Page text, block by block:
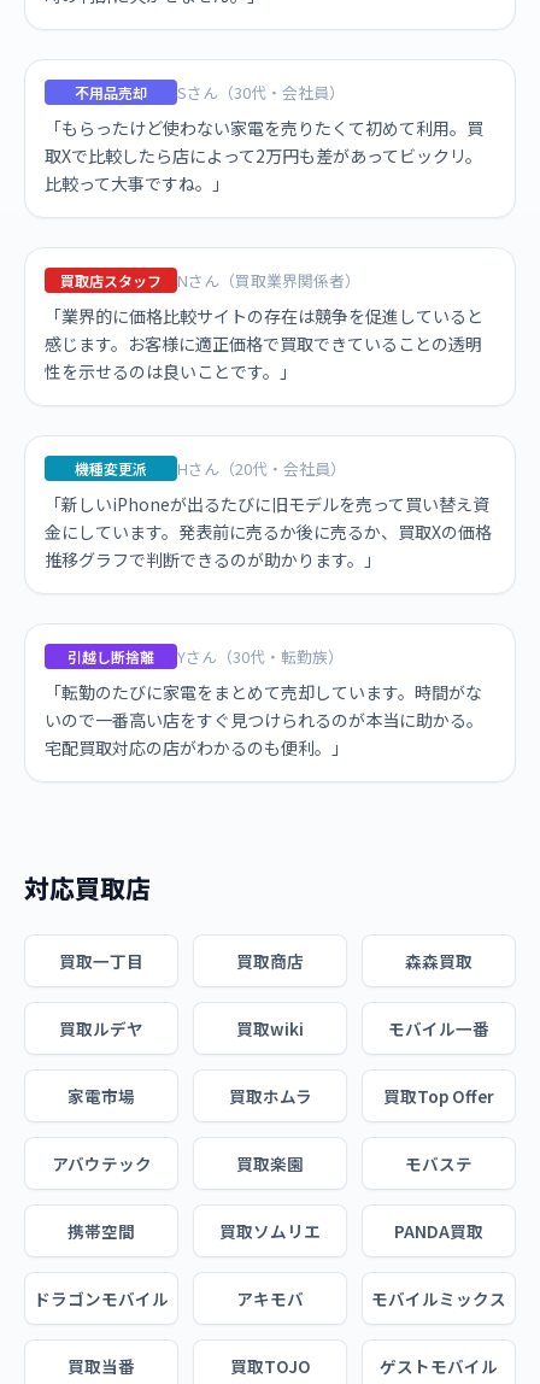
不用品売却 Sさん（30代・会社員）
「もらったけど使わない家電を売りたくて初めて利用。買
取Xで比較したら店によって2万円も差があってビックリ。
比較って大事ですね。」
買取店スタッフ Nさん（買取業界関係者）
「業界的に価格比較サイトの存在は競争を促進していると
感じます。お客様に適正価格で買取できていることの透明
性を示せるのは良いことです。」
機種変更派 Hさん（20代・会社員）
「新しいiPhoneが出るたびに旧モデルを売って買い替え資
金にしています。発表前に売るか後に売るか、買取Xの価格
推移グラフで判断できるのが助かります。」
引越し断捨離 Yさん（30代・転勤族）
「転勤のたびに家電をまとめて売却しています。時間がな
いので一番高い店をすぐ見つけられるのが本当に助かる。
宅配買取対応の店がわかるのも便利。」
対応買取店
買取一丁目 買取商店 森森買取
買取ルデヤ 買取wiki モバイル一番
家電市場 買取ホムラ 買取Top Offer
アバウテック 買取楽園 モバステ
携帯空間 買取ソムリエ PANDA買取
ドラゴンモバイル アキモバ モバイルミックス
買取当番 買取TOJO ゲストモバイル